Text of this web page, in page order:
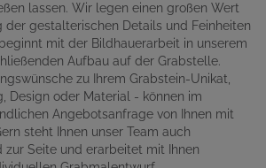
lassen. Wir legen einen großen Wert
der gestalterischen Details und Feinheiten
mit der Bildhauerarbeit in unserem
Aufbau auf der Grabstelle.
zu Ihrem Grabstein-Unikat,
Design oder Material - können im
Angebotsanfrage von Ihnen mit
steht Ihnen unser Team auch
Seite und erarbeitet mit Ihnen